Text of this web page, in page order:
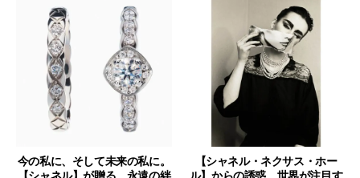
今の私に、そして未来の私に。
【シャネル】が贈る、永遠の絆
【シャネル・ネクサス・ホー
ル】からの誘惑。世界が注目す